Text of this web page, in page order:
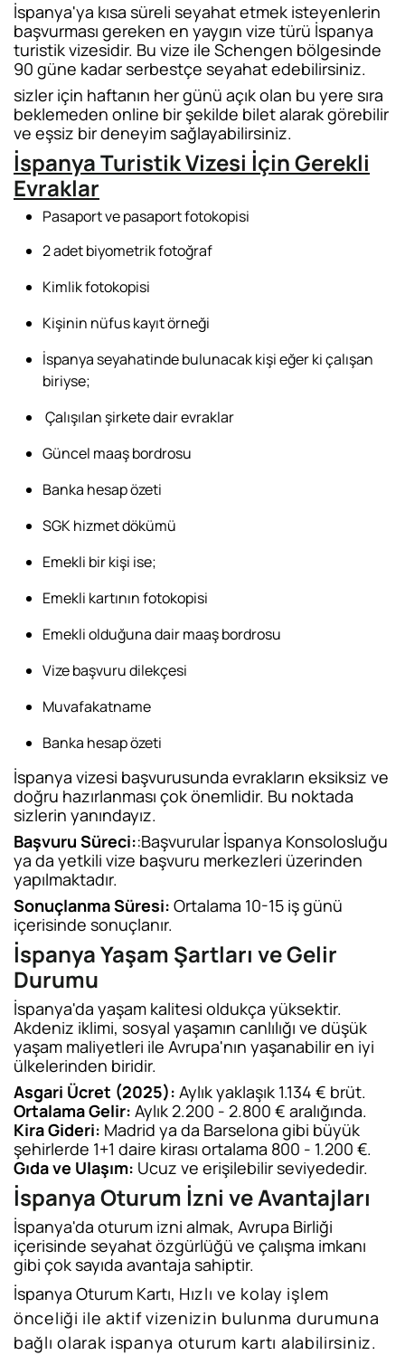
İspanya'ya kısa süreli seyahat etmek isteyenlerin
başvurması gereken en yaygın vize türü İspanya
turistik vizesidir. Bu vize ile Schengen bölgesinde
90 güne kadar serbestçe seyahat edebilirsiniz.
sizler için haftanın her günü açık olan bu yere sıra
beklemeden online bir şekilde bilet alarak görebilir
ve eşsiz bir deneyim sağlayabilirsiniz.
İspanya Turistik Vizesi İçin Gerekli
Evraklar
Pasaport ve pasaport fotokopisi
2 adet biyometrik fotoğraf
Kimlik fotokopisi
Kişinin nüfus kayıt örneği
İspanya seyahatinde bulunacak kişi eğer ki çalışan
biriyse;
Çalışılan şirkete dair evraklar
Güncel maaş bordrosu
Banka hesap özeti
SGK hizmet dökümü
Emekli bir kişi ise;
Emekli kartının fotokopisi
Emekli olduğuna dair maaş bordrosu
Vize başvuru dilekçesi
Muvafakatname
Banka hesap özeti
İspanya vizesi başvurusunda evrakların eksiksiz ve
doğru hazırlanması çok önemlidir. Bu noktada
sizlerin yanındayız.
Başvuru Süreci::Başvurular İspanya Konsolosluğu
ya da yetkili vize başvuru merkezleri üzerinden
yapılmaktadır.
Sonuçlanma Süresi: Ortalama 10-15 iş günü
içerisinde sonuçlanır.
İspanya Yaşam Şartları ve Gelir
Durumu
İspanya'da yaşam kalitesi oldukça yüksektir.
Akdeniz iklimi, sosyal yaşamın canlılığı ve düşük
yaşam maliyetleri ile Avrupa'nın yaşanabilir en iyi
ülkelerinden biridir.
Asgari Ücret (2025): Aylık yaklaşık 1.134 € brüt.
Ortalama Gelir: Aylık 2.200 - 2.800 € aralığında.
Kira Gideri: Madrid ya da Barselona gibi büyük
şehirlerde 1+1 daire kirası ortalama 800 - 1.200 €.
Gıda ve Ulaşım: Ucuz ve erişilebilir seviyededir.
İspanya Oturum İzni ve Avantajları
İspanya'da oturum izni almak, Avrupa Birliği
içerisinde seyahat özgürlüğü ve çalışma imkanı
gibi çok sayıda avantaja sahiptir.
İspanya Oturum Kartı, Hızlı ve kolay işlem
önceliği ile aktif vizenizin bulunma durumuna
bağlı olarak ispanya oturum kartı alabilirsiniz.